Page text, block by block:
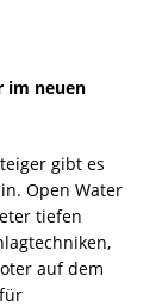
im neuen
gibt es
Open Water
tiefen
auf dem